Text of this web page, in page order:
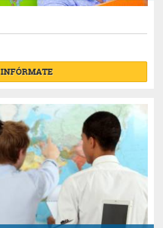
INFÓRMATE